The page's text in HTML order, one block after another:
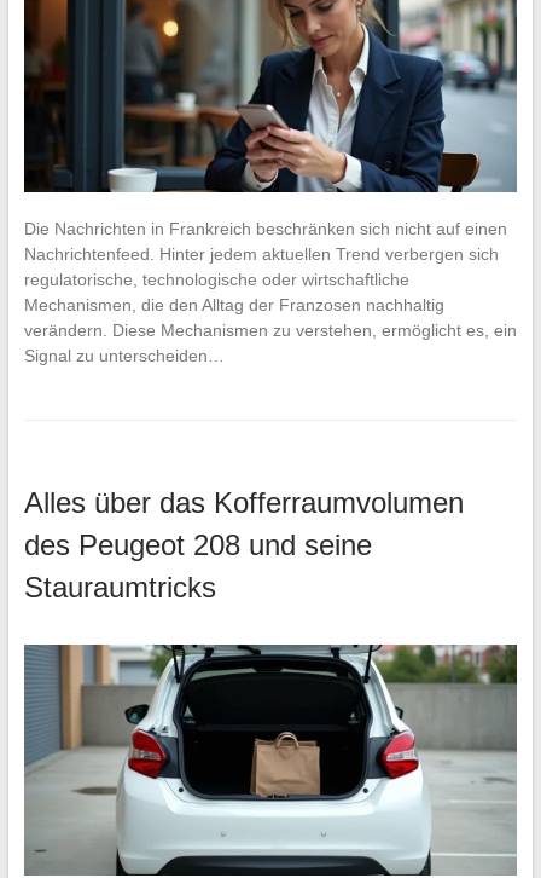
Die Nachrichten in Frankreich beschränken sich nicht auf einen
Nachrichtenfeed. Hinter jedem aktuellen Trend verbergen sich
regulatorische, technologische oder wirtschaftliche
Mechanismen, die den Alltag der Franzosen nachhaltig
verändern. Diese Mechanismen zu verstehen, ermöglicht es, ein
Signal zu unterscheiden…
Alles über das Kofferraumvolumen
des Peugeot 208 und seine
Stauraumtricks